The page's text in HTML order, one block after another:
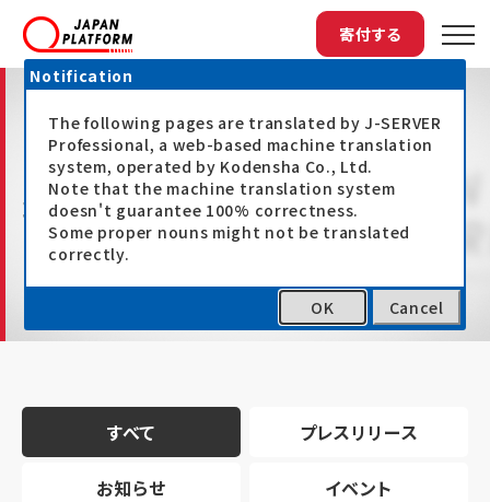
寄付する
最新情報
すべて プレスリリース
お知らせ イベント
Notification
The following pages are translated by J-SERVER
Professional, a web-based machine translation
system, operated by Kodensha Co., Ltd.
Note that the machine translation system
doesn't guarantee 100% correctness.
Some proper nouns might not be translated
correctly.
OK Cancel